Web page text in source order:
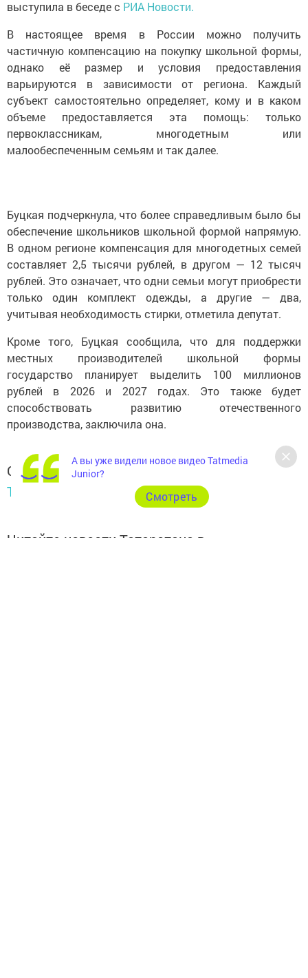
выступила в беседе с РИА Новости.
В настоящее время в России можно получить
частичную компенсацию на покупку школьной формы,
однако её размер и условия предоставления
варьируются в зависимости от региона. Каждый
субъект самостоятельно определяет, кому и в каком
объеме предоставляется эта помощь: только
первоклассникам, многодетным или
малообеспеченным семьям и так далее.
Буцкая подчеркнула, что более справедливым было бы
обеспечение школьников школьной формой напрямую.
В одном регионе компенсация для многодетных семей
составляет 2,5 тысячи рублей, в другом — 12 тысяч
рублей. Это означает, что одни семьи могут приобрести
только один комплект одежды, а другие — два,
учитывая необходимость стирки, отметила депутат.
Кроме того, Буцкая сообщила, что для поддержки
местных производителей школьной формы
государство планирует выделить 100 миллионов
рублей в 2026 и 2027 годах. Это также будет
способствовать развитию отечественного
производства, заключила она.
Следите за самым важным и интересным в
Telegram-канале
Татмедиа
Читайте новости Татарстана в
А вы уже видели новое видео Tatmedia
Junior?
Cмотреть